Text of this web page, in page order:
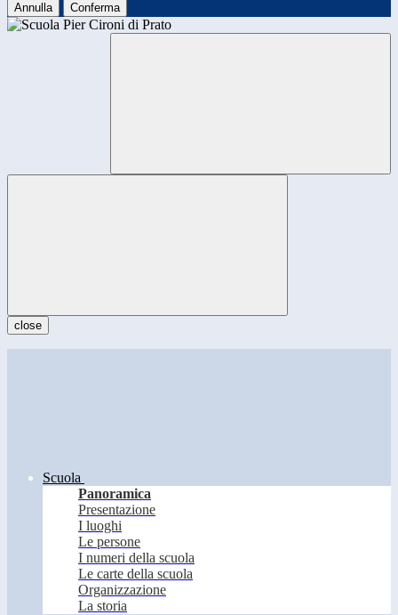
Annulla Conferma
close
Scuola
Panoramica
Presentazione
I luoghi
Le persone
I numeri della scuola
Le carte della scuola
Organizzazione
La storia